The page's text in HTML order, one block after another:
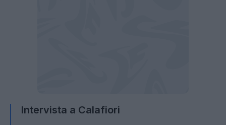
Intervista a Calafiori